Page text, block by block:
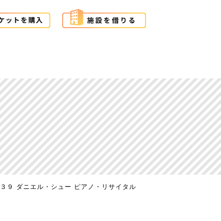
９ ダニエル・シュー ピアノ・リサイタル